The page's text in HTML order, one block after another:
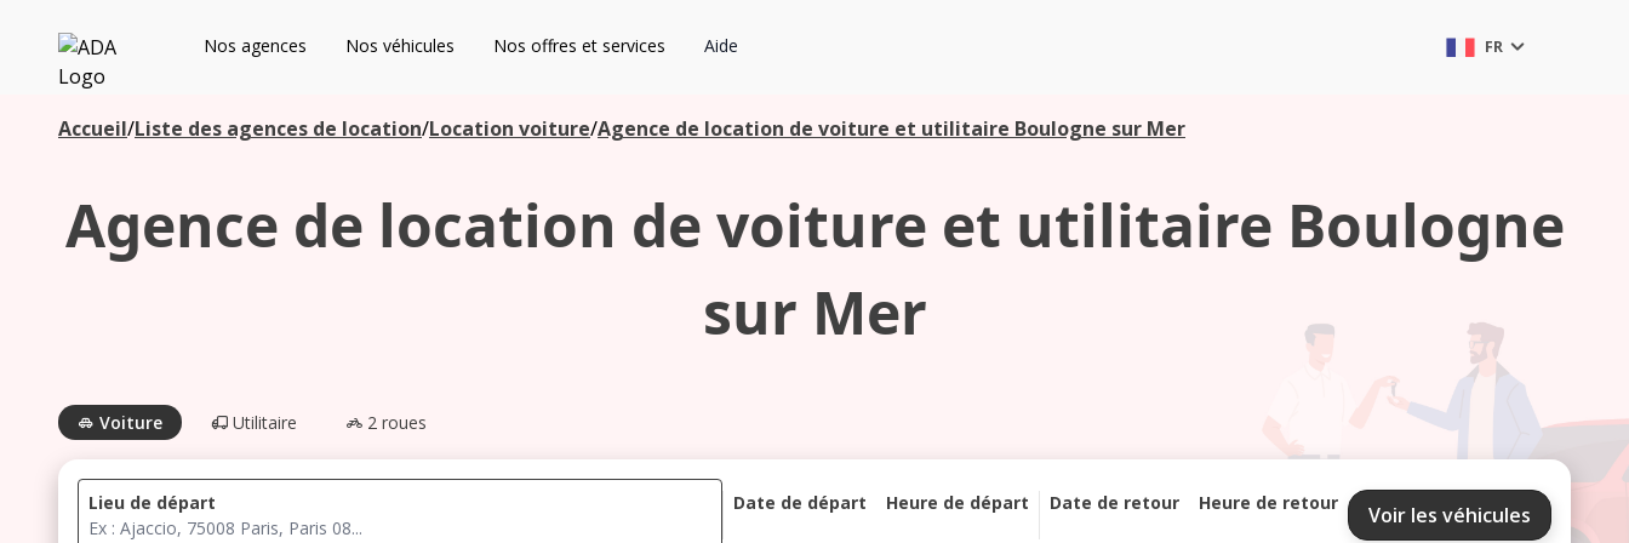
ADA Nos agences Nos véhicules Nos offres et services Aide FR
Accueil/Liste des agences de location/Location voiture/Agence de location de voiture et utilitaire Boulogne sur Mer
Agence de location de voiture et utilitaire Boulogne
sur Mer
Voiture Utilitaire 2 roues
Lieu de départ Date de départ Heure de départ Date de retour Heure de retour Voir les véhicules
Les agences à proximité
Commencez votre recherche pour voir les agences à
proximité